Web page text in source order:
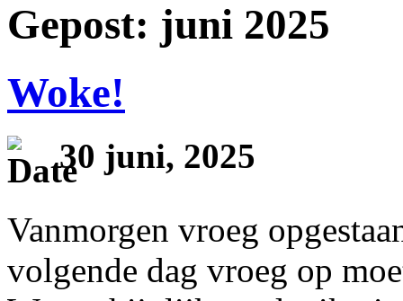
Gepost: juni 2025
Woke!
30 juni, 2025
Vanmorgen vroeg
volgende dag vroeg op